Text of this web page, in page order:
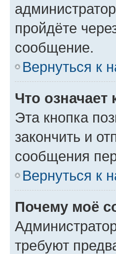
пройдёте
сообщение.
Вернуться к
Что
Эта кнопка
закончить и
сообщения
Вернуться к
Почему моё
требуют